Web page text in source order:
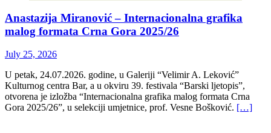
Anastazija Miranović – Internacionalna grafika
malog formata Crna Gora 2025/26
July 25, 2026
U petak, 24.07.2026. godine, u Galeriji “Velimir A. Leković”
Kulturnog centra Bar, a u okviru 39. festivala “Barski ljetopis”,
otvorena je izložba “Internacionalna grafika malog formata Crna
Gora 2025/26”, u selekciji umjetnice, prof. Vesne Bošković. […]